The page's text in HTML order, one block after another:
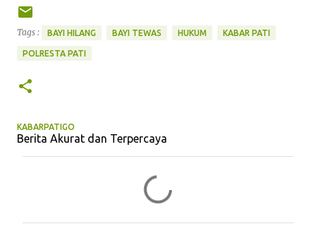
Tags : BAYI HILANG BAYI TEWAS HUKUM KABAR PATI
POLRESTA PATI
KABARPATIGO
Berita Akurat dan Terpercaya